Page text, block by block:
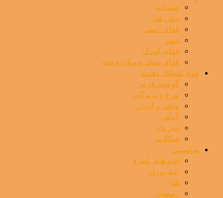
صبحانه
پیش غذا
غذای اصلی
دسر
غذای کودک
غذای سبک و میان وعده
مواد تشکیل دهنده
گوشت قرمز
مرغ و پرندگان
ماهی و آبزیان
گیاهی
پنیر دار
شکلات
مناسبتی
ایده های بامزه
عید نوروز
یلدا
رمضان